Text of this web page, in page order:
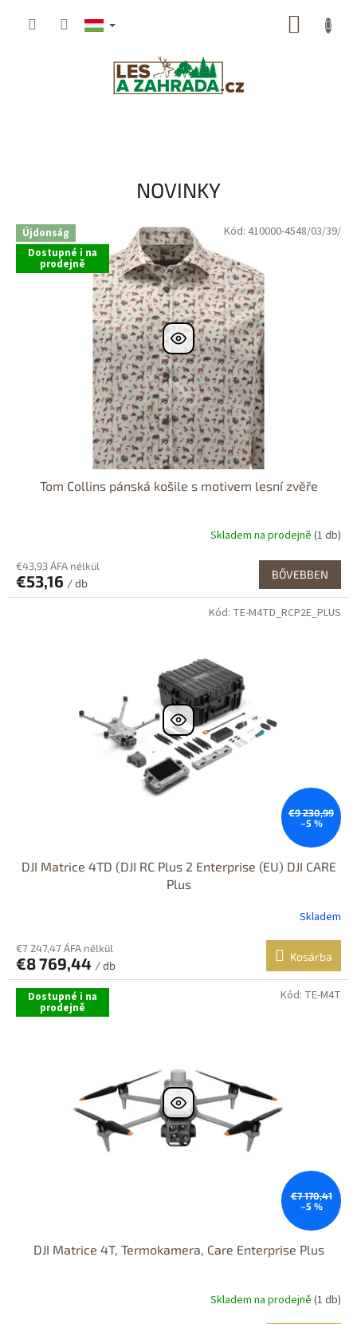
KOSÁR
L
o
.
NOVINKY
Újdonság
Dostupné i na
prodejně
Tom Collins pánská košile s motivem lesní zvěře
Skladem na prodejně (1 db)
€43,93 ÁFA nélkül
€53,16 / db
BŐVEBBEN
Kód: 410000-4548/03/39/
€9 230,99
–5 %
DJI Matrice 4TD (DJI RC Plus 2 Enterprise (EU) DJI CARE
Plus
Skladem
€7 247,47 ÁFA nélkül
€8 769,44 / db
Kosárba
Kód: TE-M4TD_RCP2E_PLUS
Dostupné i na
prodejně
€7 170,41
–5 %
DJI Matrice 4T, Termokamera, Care Enterprise Plus
Skladem na prodejně (1 db)
Kód: TE-M4T